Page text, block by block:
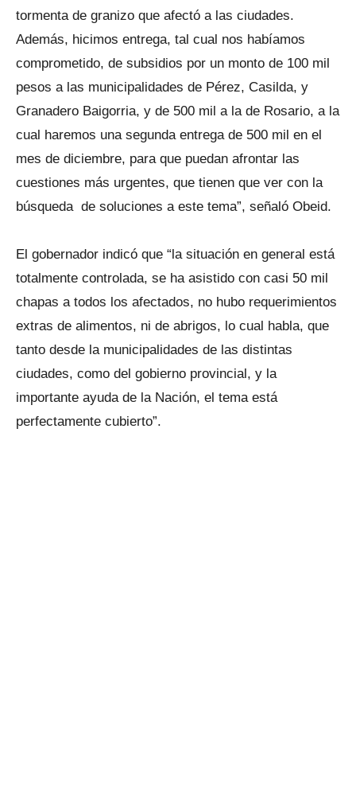
tormenta de granizo que afectó a las ciudades.
Además, hicimos entrega, tal cual nos habíamos
comprometido, de subsidios por un monto de 100 mil
pesos a las municipalidades de Pérez, Casilda, y
Granadero Baigorria, y de 500 mil a la de Rosario, a la
cual haremos una segunda entrega de 500 mil en el
mes de diciembre, para que puedan afrontar las
cuestiones más urgentes, que tienen que ver con la
búsqueda de soluciones a este tema”, señaló Obeid.
El gobernador indicó que “la situación en general está
totalmente controlada, se ha asistido con casi 50 mil
chapas a todos los afectados, no hubo requerimientos
extras de alimentos, ni de abrigos, lo cual habla, que
tanto desde la municipalidades de las distintas
ciudades, como del gobierno provincial, y la
importante ayuda de la Nación, el tema está
perfectamente cubierto”.